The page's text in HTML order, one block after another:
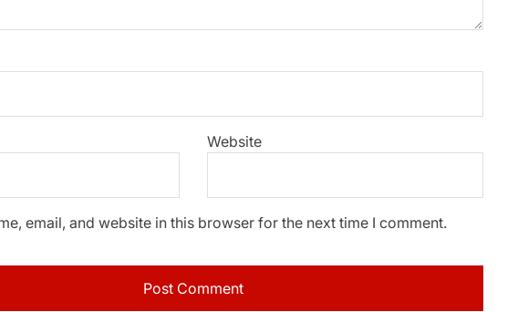
Website
email, and website in this browser for the next time I comment.